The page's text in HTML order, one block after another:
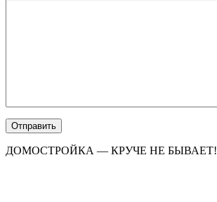
ДОМОСТРОЙКА — КРУЧЕ НЕ БЫВАЕТ!